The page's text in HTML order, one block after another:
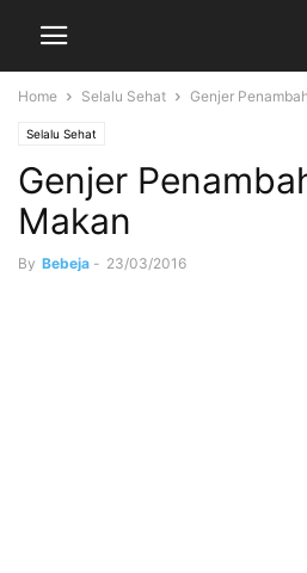
Home Selalu Sehat Genjer
Selalu Sehat
Genjer
Makan
By Bebeja - 23/03/2016